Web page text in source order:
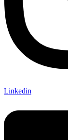
Linkedin